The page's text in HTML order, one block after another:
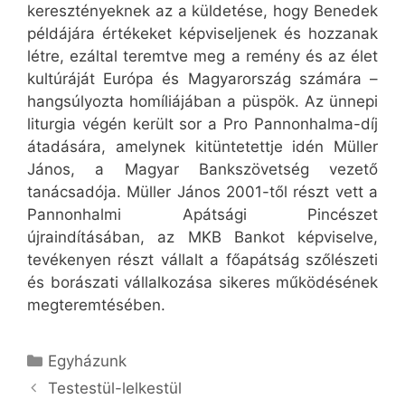
keresztényeknek az a küldetése, hogy Benedek
példájára értékeket képviseljenek és hozzanak
létre, ezáltal teremtve meg a remény és az élet
kultúráját Európa és Magyarország számára –
hangsúlyozta homíliájában a püspök. Az ünnepi
liturgia végén került sor a Pro Pannonhalma-díj
átadására, amelynek kitüntetettje idén Müller
János, a Magyar Bankszövetség vezető
tanácsadója. Müller János 2001-től részt vett a
Pannonhalmi Apátsági Pincészet
újraindításában, az MKB Bankot képviselve,
tevékenyen részt vállalt a főapátság szőlészeti
és borászati vállalkozása sikeres működésének
megteremtésében.
Kategória
Egyházunk
Testestül-lelkestül